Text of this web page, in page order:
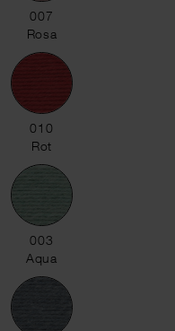
007 Rosa
007
Rosa
010 Rot
010
Rot
003 Aqua
003
Aqua